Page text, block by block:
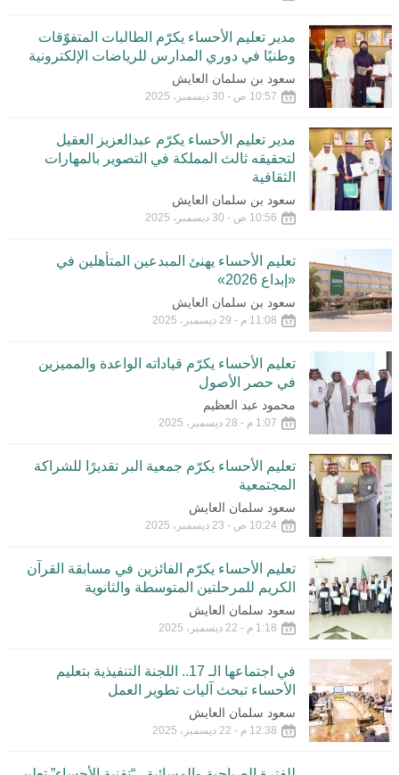
مدير تعليم الأحساء يكرّم الطالبات المتفوّقات
وطنيًا في دوري المدارس للرياضات الإلكترونية
سعود بن سلمان العايش
10:57 ص - 30 ديسمبر، 2025
مدير تعليم الأحساء يكرّم عبدالعزيز العقيل
لتحقيقه ثالث المملكة في التصوير بالمهارات
الثقافية
سعود بن سلمان العايش
10:56 ص - 30 ديسمبر، 2025
تعليم الأحساء يهنئ المبدعين المتأهلين في
«إبداع 2026»
سعود بن سلمان العايش
11:08 م - 29 ديسمبر، 2025
تعليم الأحساء يكرّم قياداته الواعدة والمميزين
في حصر الأصول
محمود عبد العظيم
1:07 م - 28 ديسمبر، 2025
تعليم الأحساء يكرّم جمعية البر تقديرًا للشراكة
المجتمعية
سعود سلمان العايش
10:24 ص - 23 ديسمبر، 2025
تعليم الأحساء يكرّم الفائزين في مسابقة القرآن
الكريم للمرحلتين المتوسطة والثانوية
سعود سلمان العايش
1:18 م - 22 ديسمبر، 2025
في اجتماعها الـ 17.. اللجنة التنفيذية بتعليم
الأحساء تبحث آليات تطوير العمل
سعود سلمان العايش
12:38 م - 22 ديسمبر، 2025